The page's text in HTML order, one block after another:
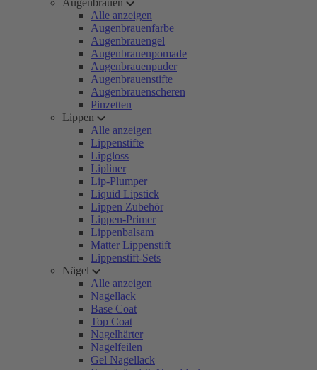
Augenbrauen
Alle anzeigen
Augenbrauenfarbe
Augenbrauengel
Augenbrauenpomade
Augenbrauenpuder
Augenbrauenstifte
Augenbrauenscheren
Pinzetten
Lippen
Alle anzeigen
Lippenstifte
Lipgloss
Lipliner
Lip-Plumper
Liquid Lipstick
Lippen Zubehör
Lippen-Primer
Lippenbalsam
Matter Lippenstift
Lippenstift-Sets
Nägel
Alle anzeigen
Nagellack
Base Coat
Top Coat
Nagelhärter
Nagelfeilen
Gel Nagellack